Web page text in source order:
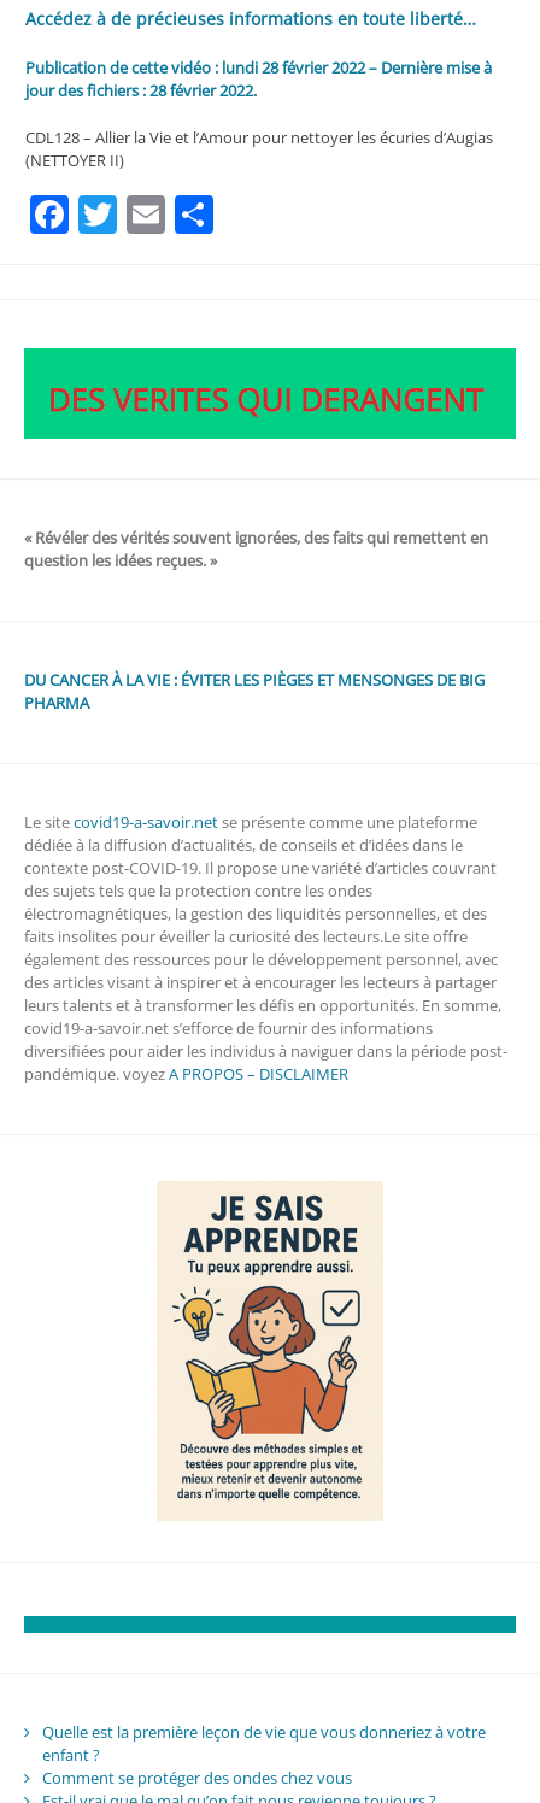
Accédez à de précieuses informations en toute liberté…
Publication de cette vidéo : lundi 28 février 2022 – Dernière mise à
jour des fichiers : 28 février 2022.
CDL128 – Allier la Vie et l’Amour pour nettoyer les écuries d’Augias
(NETTOYER II)
Facebook
Twitter
Email
« Révéler des vérités souvent ignorées, des faits qui remettent en
question les idées reçues. »
DU CANCER À LA VIE : ÉVITER LES PIÈGES ET MENSONGES DE BIG
PHARMA
Le sitecovid19-a-savoir.netse présente comme une plateforme
dédiée à la diffusion d’actualités, de conseils et d’idées dans le
contexte post-COVID-19. Il propose une variété d’articles couvrant
des sujets tels que la protection contre les ondes
électromagnétiques, la gestion des liquidités personnelles, et des
faits insolites pour éveiller la curiosité des lecteurs.Le site offre
également des ressources pour le développement personnel, avec
des articles visant à inspirer et à encourager les lecteurs à partager
leurs talents et à transformer les défis en opportunités. En somme,
covid19-a-savoir.net s’efforce de fournir des informations
diversifiées pour aider les individus à naviguer dans la période post-
pandémique. voyezA PROPOS – DISCLAIMER
Quelle est la première leçon de vie que vous donneriez à votre
enfant ?
Comment se protéger des ondes chez vous